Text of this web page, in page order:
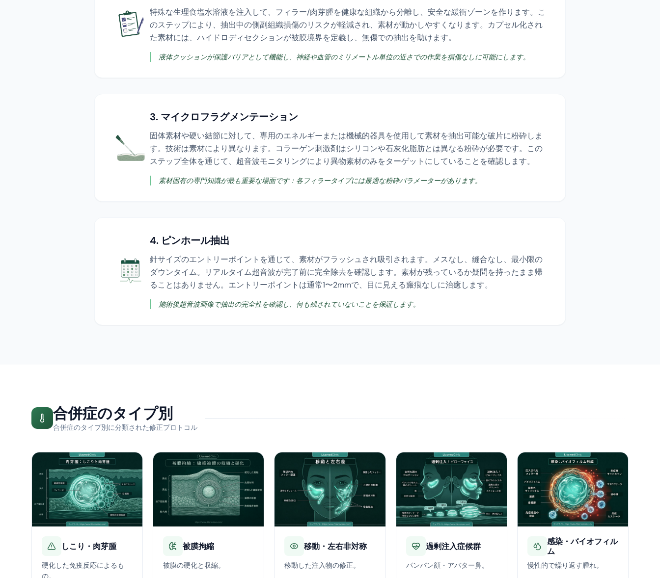
特殊な生理食塩水溶液を注入して、フィラー/肉芽腫を健康な組織から分離し、安全な緩衝ゾーンを作ります。こ
のステップにより、抽出中の側副組織損傷のリスクが軽減され、素材が動かしやすくなります。カプセル化され
た素材には、ハイドロディセクションが被膜境界を定義し、無傷での抽出を助けます。
液体クッションが保護バリアとして機能し、神経や血管のミリメートル単位の近さでの作業を損傷なしに可能にします。
3. マイクロフラグメンテーション
固体素材や硬い結節に対して、専用のエネルギーまたは機械的器具を使用して素材を抽出可能な破片に粉砕しま
す。技術は素材により異なります。コラーゲン刺激剤はシリコンや石灰化脂肪とは異なる粉砕が必要です。この
ステップ全体を通じて、超音波モニタリングにより異物素材のみをターゲットにしていることを確認します。
素材固有の専門知識が最も重要な場面です：各フィラータイプには最適な粉砕パラメーターがあります。
4. ピンホール抽出
針サイズのエントリーポイントを通じて、素材がフラッシュされ吸引されます。メスなし、縫合なし、最小限の
ダウンタイム。リアルタイム超音波が完了前に完全除去を確認します。素材が残っているか疑問を持ったまま帰
ることはありません。エントリーポイントは通常1〜2mmで、目に見える瘢痕なしに治癒します。
施術後超音波画像で抽出の完全性を確認し、何も残されていないことを保証します。
合併症のタイプ別
合併症のタイプ別に分類された修正プロトコル
しこり・肉芽腫
硬化した免疫反応によるも
の。
被膜拘縮
被膜の硬化と収縮。
移動・左右非対称
移動した注入物の修正。
過剰注入症候群
パンパン顔・アバター鼻。
感染・バイオフィル
ム
慢性的で繰り返す腫れ。